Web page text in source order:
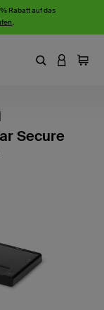
Rabatt auf das
.
Stichwort
AN
Secure